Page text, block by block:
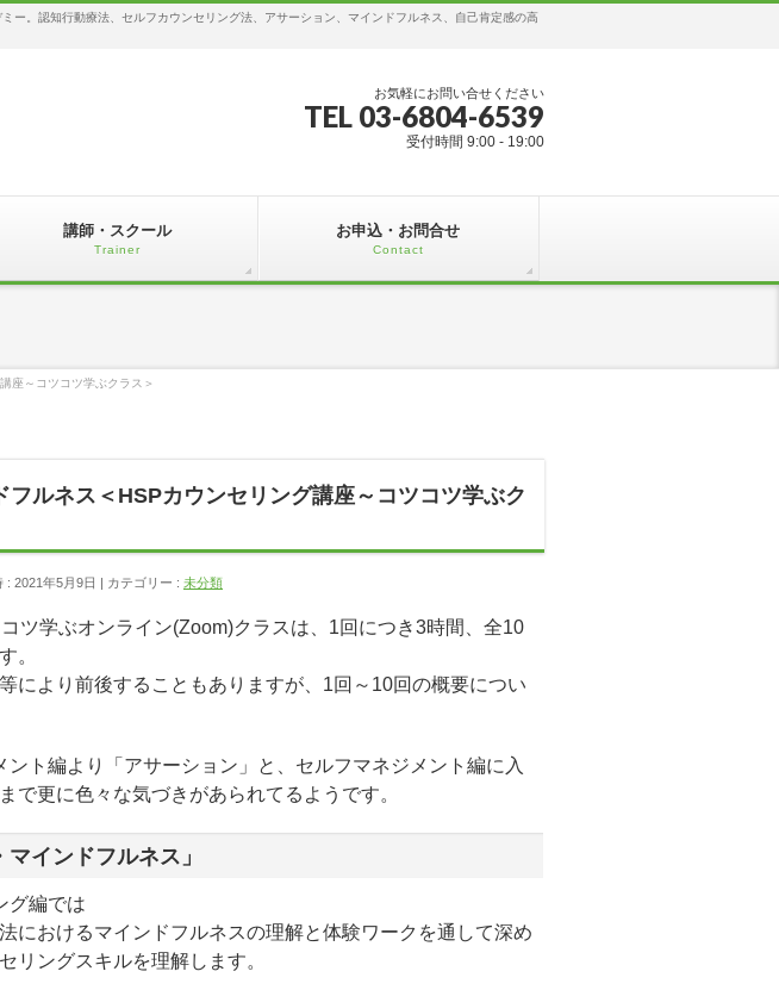
。認知行動療法、セルフカウンセリング法、アサーション、マインドフルネス、自己肯定感の高
お気軽にお問い合せください
TEL 03-6804-6539
受付時間 9:00 - 19:00
講師・スクール
Trainer
お申込・お問合せ
Contact
座～コツコツ学ぶクラス＞
フルネス＜HSPカウンセリング講座～コツコツ学ぶク
: 2021年5月9日 カテゴリー : 未分類
ツ学ぶオンライン(Zoom)クラスは、1回につき3時間、全10
。
により前後することもありますが、1回～10回の概要につい
ント編より「アサーション」と、セルフマネジメント編に入
で更に色々な気づきがあられてるようです。
インドフルネス」
グ編では
におけるマインドフルネスの理解と体験ワークを通して深め
リングスキルを理解します。